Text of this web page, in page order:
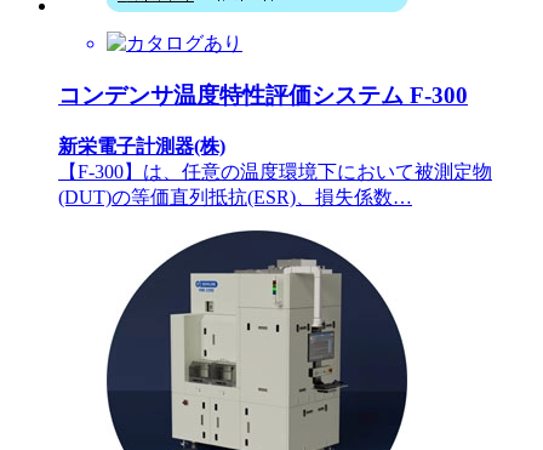
コンデンサ温度特性評価システム F-300
新栄電子計測器(株)
【F-300】は、任意の温度環境下において被測定物
(DUT)の等価直列抵抗(ESR)、損失係数…